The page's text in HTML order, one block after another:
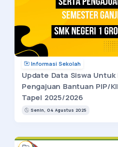
Informasi Sekolah
Update Data Siswa Untuk
Pengajuan Bantuan PIP/
Tapel 2025/2026
Senin, 04 Agustus 2025